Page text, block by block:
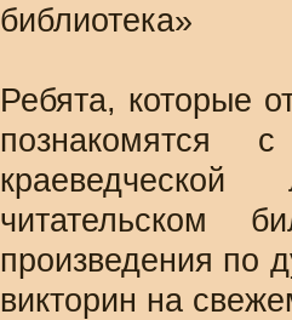
библиотека»
Ребята, которые
читательском
произведения по
викторин на